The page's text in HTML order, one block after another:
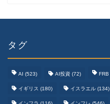
タグ
AI (523) AI投資 (72) FRB
イギリス (180) イスラエル (134)